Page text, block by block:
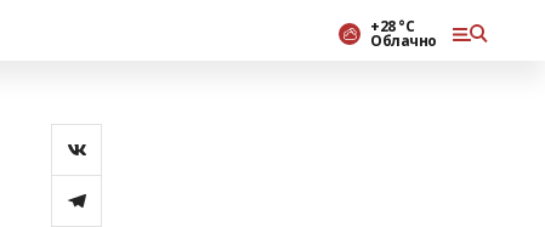
+28 °С
Облачно